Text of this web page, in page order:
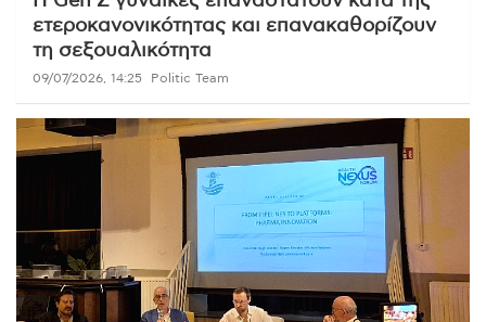
ετεροκανονικότητας και επανακαθορίζουν
τη σεξουαλικότητα
09/07/2026, 14:25 Politic Team